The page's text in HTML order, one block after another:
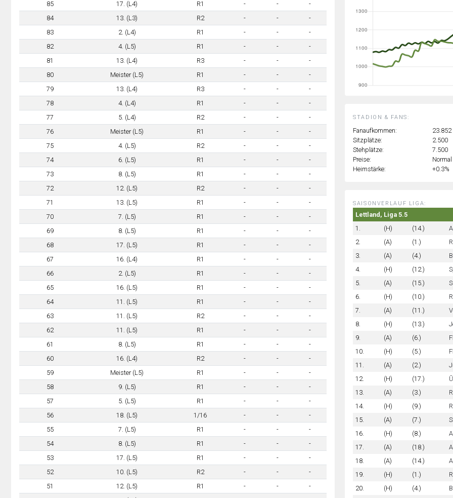
85
17. (L4) R1 - -
-
84
13. (L3) R2 - -
-
83
2. (L4) R1 - -
-
82
4. (L5) R1 - -
-
81
13. (L4) R3 - -
-
80
Meister (L5) R1 - -
-
79
13. (L4) R3 - -
-
78
4. (L4) R1 - -
-
77
5. (L4) R2 - -
-
76
Meister (L5) R1 - -
-
75
4. (L5) R2 - -
-
74
6. (L5) R1 - -
-
73
8. (L5) R1 - -
-
72
12. (L5) R2 - -
-
71
13. (L5) R1 - -
-
70
7. (L5) R1 - -
-
69
8. (L5) R1 - -
-
68
17. (L5) R1 - -
-
67
16. (L4) R1 - -
-
66
2. (L5) R1 - -
-
65
16. (L5) R1 - -
-
64
11. (L5) R1 - -
-
63
11. (L5) R2 - -
-
62
11. (L5) R1 - -
-
61
8. (L5) R1 - -
-
60
16. (L4) R2 - -
-
59
Meister (L5) R1 - -
-
58
9. (L5) R1 - -
-
57
5. (L5) R1 - -
-
56
18. (L5) 1/16 - -
-
55
7. (L5) R1 - -
-
54
8. (L5) R1 - -
-
53
17. (L5) R1 - -
-
52
10. (L5) R2 - -
-
51
12. (L5) R1 - -
-
STADION & FANS:
Fanaufkommen:
23.852
Sitzplätze:
2.500
Stehplätze:
7.500
Preise:
Normal
Heimstärke:
+0.3%
SAISONVERLAUF LIGA:
Lettland, Liga 5.5
1.
(H) (14.)
2.
(A) (1.)
3.
(A) (4.)
4.
(H) (12.)
5.
(A) (15.)
6.
(H) (10.)
7.
(A) (11.)
8.
(H) (13.)
9.
(A) (6.)
10.
(H) (5.)
11.
(A) (2.)
12.
(H) (17.)
13.
(A) (3.)
14.
(H) (9.)
15.
(A) (7.)
16.
(H) (8.)
17.
(A) (18.)
18.
(A) (14.)
19.
(H) (1.)
20.
(H) (4.)